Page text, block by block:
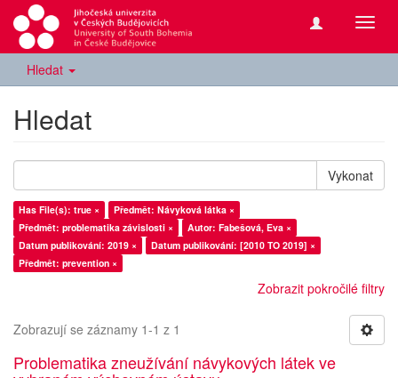
Hledat
Hledat
Vykonat
Has File(s): true ×
Předmět: Návyková látka ×
Předmět: problematika závislosti ×
Autor: Fabešová, Eva ×
Datum publikování: 2019 ×
Datum publikování: [2010 TO 2019] ×
Předmět: prevention ×
Zobrazit pokročilé filtry
Zobrazují se záznamy 1-1 z 1
Problematika zneužívání návykových látek ve